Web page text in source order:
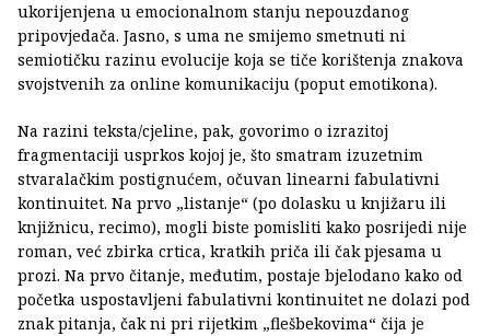
ukorijenjena u emocionalnom stanju nepouzdanog
pripovjedača. Jasno, s uma ne smijemo smetnuti ni
semiotičku razinu evolucije koja se tiče korištenja znakova
svojstvenih za online komunikaciju (poput emotikona).
Na razini teksta/cjeline, pak, govorimo o izrazitoj
fragmentaciji usprkos kojoj je, što smatram izuzetnim
stvaralačkim postignućem, očuvan linearni fabulativni
kontinuitet. Na prvo „listanje“ (po dolasku u knjižaru ili
knjižnicu, recimo), mogli biste pomisliti kako posrijedi nije
roman, već zbirka crtica, kratkih priča ili čak pjesama u
prozi. Na prvo čitanje, međutim, postaje bjelodano kako od
početka uspostavljeni fabulativni kontinuitet ne dolazi pod
znak pitanja, čak ni pri rijetkim „flešbekovima“ čija je